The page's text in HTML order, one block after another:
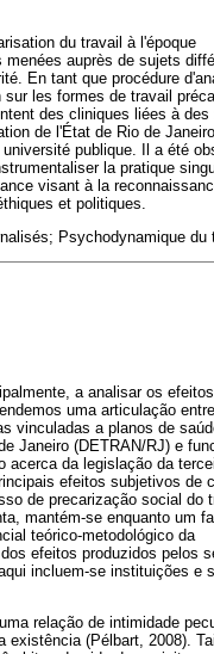
du travail à l'époque
auprès de sujets
En tant que procédure
les formes de travail
des cliniques liées à des
de l'État de Rio de
publique. Il a été
la pratique
visant à la
et politiques.
Psychodynamique du
a analisar os efeitos
uma articulação
vinculadas a planos de
Janeiro (DETRAN/RJ) e
acerca da legislação da
efeitos subjetivos de
de precarização social do
mantém-se enquanto um
teórico-metodológico da
efeitos produzidos pelos
incluem-se instituições e
relação de intimidade
existência (Pélbart, 2008).